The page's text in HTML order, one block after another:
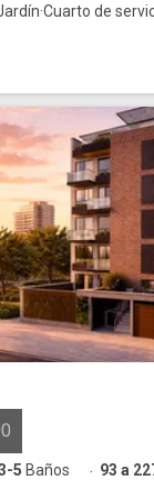
·Cuarto de
5 Baños · 93 a